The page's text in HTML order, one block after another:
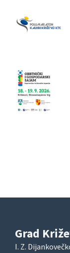
Grad
I. Z.